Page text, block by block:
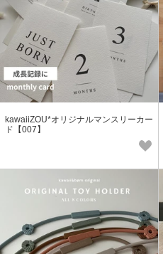
kawaiiZOU*オリジナルマンスリーカー
ド【007】